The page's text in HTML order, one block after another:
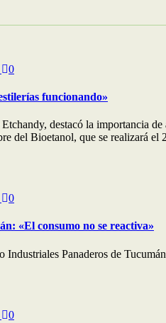
0
funcionando»
destacó la importancia
del Bioetanol, que se realizará
0
«El consumo no se reactiva»
Industriales Panaderos de
0